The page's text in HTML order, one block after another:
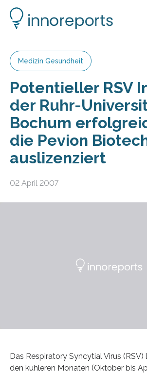
Medizin Gesundheit
Potentieller RSV
der Ruhr-
Bochum
die Pevion
auslizenziert
02 April 2007
Das Respiratory Syncytial Virus (RSV)
den kühleren Monaten (Oktober bis